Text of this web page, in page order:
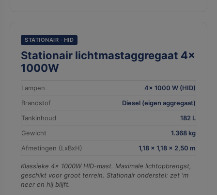
STATIONAIR · HID
Stationair lichtmastaggregaat 4×
1000W
Lampen
4× 1000 W (HID)
Brandstof
Diesel (eigen aggregaat)
Tankinhoud
182 L
Gewicht
1.368 kg
Afmetingen (LxBxH)
1,18 × 1,18 × 2,50 m
Klassieke 4× 1000W HID-mast. Maximale lichtopbrengst,
geschikt voor groot terrein. Stationair onderstel: zet 'm
neer en hij blijft.